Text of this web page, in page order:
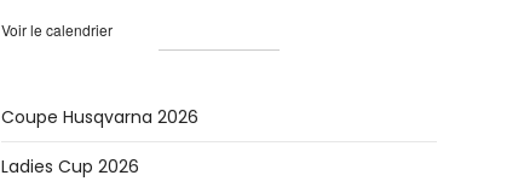
Voir le calendrier
Coupe Husqvarna 2026
Ladies Cup 2026